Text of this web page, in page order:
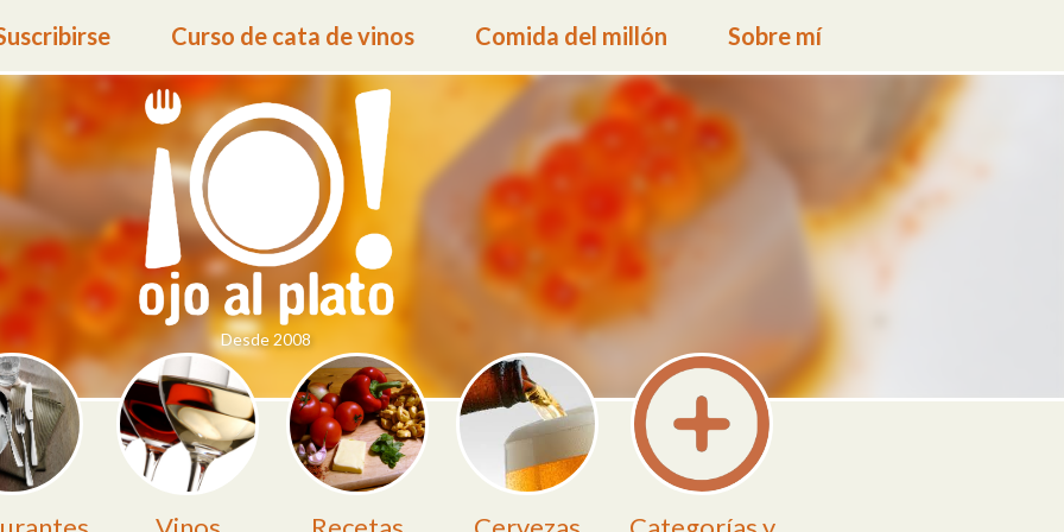
Curso de cata de vinos Comida del millón Sobre mí
Desde 2008